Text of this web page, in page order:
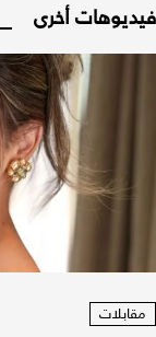
فيديوهات أخرى
مقابلات